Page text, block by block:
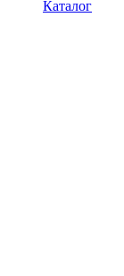
Каталог